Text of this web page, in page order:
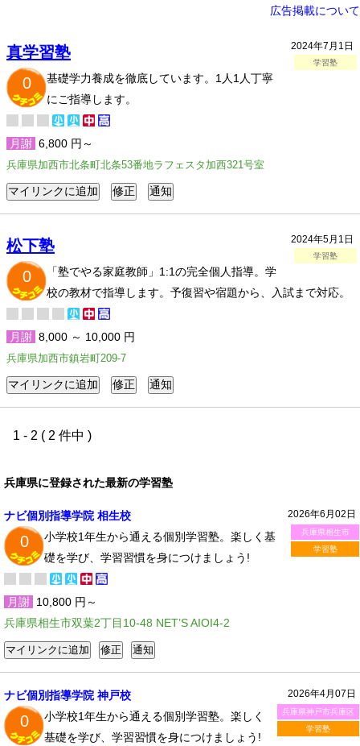
広告掲載について
2024年7月1日
学習塾
真学習塾
0
基礎学力養成を徹底しています。1人1人丁寧
にご指導します。
月謝 6,800 円～
兵庫県加西市北条町北条53番地ラフェスタ加西321号室
2024年5月1日
学習塾
松下塾
0
「塾でやる家庭教師」1:1の完全個人指導。学
校の教材で指導します。予復習や宿題から、入試まで対応。
月謝 8,000 ～ 10,000 円
兵庫県加西市鎮岩町209-7
1 - 2 ( 2 件中 )
兵庫県に登録された最新の学習塾
2026年6月02日
兵庫県相生市
学習塾
ナビ個別指導学院 相生校
0
小学校1年生から通える個別学習塾。楽しく基
礎を学び、学習習慣を身につけましょう!
月謝 10,800 円～
兵庫県相生市双葉2丁目10-48 NET’S AIOI4-2
2026年4月07日
兵庫県神戸市兵庫区
学習塾
ナビ個別指導学院 神戸校
0
小学校1年生から通える個別学習塾。楽しく
基礎を学び、学習習慣を身につけましょう!